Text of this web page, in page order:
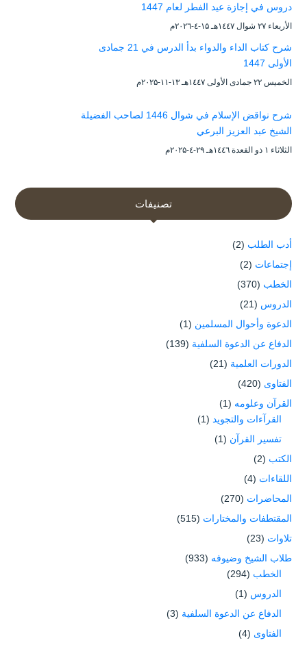
دروس في إجازة عيد الفطر لعام 1447
الأربعاء ۲۷ شوال ۱٤٤۷هـ ۱۵-٤-۲۰۲٦م
شرح كتاب الداء والدواء بدأ الدرس في 21 جمادى
الأولى 1447
الخميس ۲۲ جمادى الأولى ۱٤٤۷هـ ۱۳-۱۱-۲۰۲۵م
شرح نواقض الإسلام في شوال 1446 لصاحب الفضيلة
الشيخ عبد العزيز البرعي
الثلاثاء ۱ ذو القعدة ۱٤٤٦هـ ۲۹-٤-۲۰۲۵م
تصنيفات
أدب الطلب (2)
إجتماعات (2)
الخطب (370)
الدروس (21)
الدعوة وأحوال المسلمين (1)
الدفاع عن الدعوة السلفية (139)
الدورات العلمية (21)
الفتاوى (420)
القرآن وعلومه (1)
القرآءات والتجويد (1)
تفسير القرآن (1)
الكتب (2)
اللقاءات (4)
المحاضرات (270)
المقتطفات والمختارات (515)
تلاوات (23)
طلاب الشيخ وضيوفه (933)
الخطب (294)
الدروس (1)
الدفاع عن الدعوة السلفية (3)
الفتاوى (4)